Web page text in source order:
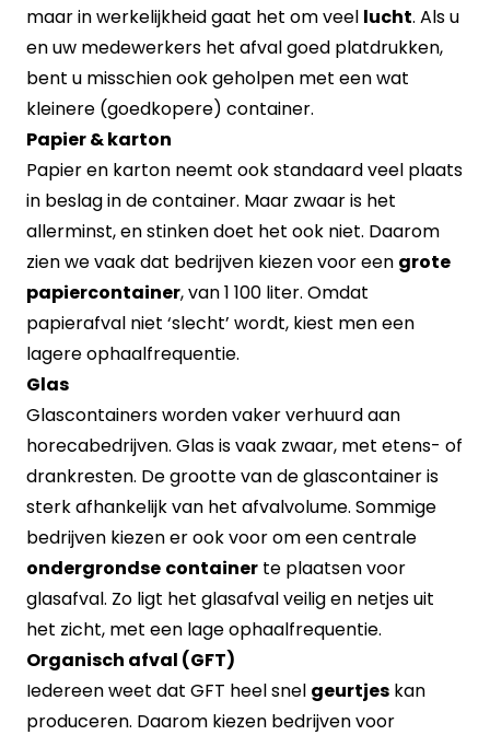
maar in werkelijkheid gaat het om veel lucht. Als u
en uw medewerkers het afval goed platdrukken,
bent u misschien ook geholpen met een wat
kleinere (goedkopere) container.
Papier & karton
Papier en karton neemt ook standaard veel plaats
in beslag in de container. Maar zwaar is het
allerminst, en stinken doet het ook niet. Daarom
zien we vaak dat bedrijven kiezen voor een grote
papiercontainer, van 1 100 liter. Omdat
papierafval niet ‘slecht’ wordt, kiest men een
lagere ophaalfrequentie.
Glas
Glascontainers worden vaker verhuurd aan
horecabedrijven. Glas is vaak zwaar, met etens- of
drankresten. De grootte van de glascontainer is
sterk afhankelijk van het afvalvolume. Sommige
bedrijven kiezen er ook voor om een centrale
ondergrondse container te plaatsen voor
glasafval. Zo ligt het glasafval veilig en netjes uit
het zicht, met een lage ophaalfrequentie.
Organisch afval (GFT)
Iedereen weet dat GFT heel snel geurtjes kan
produceren. Daarom kiezen bedrijven voor